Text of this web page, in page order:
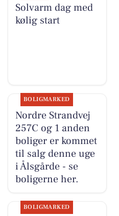
Solvarm dag med
kølig start
BOLIGMARKED
Nordre Strandvej
257C og 1 anden
boliger er kommet
til salg denne uge
i Ålsgårde - se
boligerne her.
BOLIGMARKED